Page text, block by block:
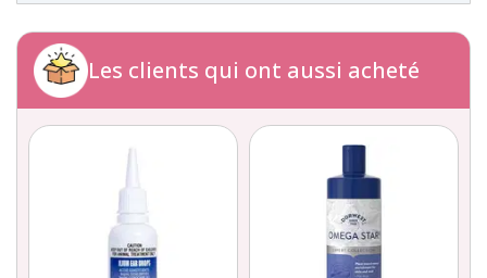
Les clients qui ont aussi acheté